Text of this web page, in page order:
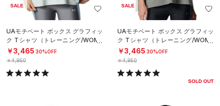
SALE
UAモチベート ボックス グラフィッ
ク Tシャツ（トレーニング/WOME
N）
￥3,465 30%OFF
￥4,950
SALE
UAモチベート ボックス グラフィッ
ク Tシャツ（トレーニング/WOME
N）
￥3,465 30%OFF
￥4,950
SOLD OUT